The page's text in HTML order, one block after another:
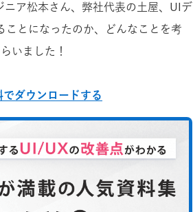
ニア松本さん、弊社代表の土屋、UIデ
ことになったのか、どんなことを考
いました！
ダウンロードする